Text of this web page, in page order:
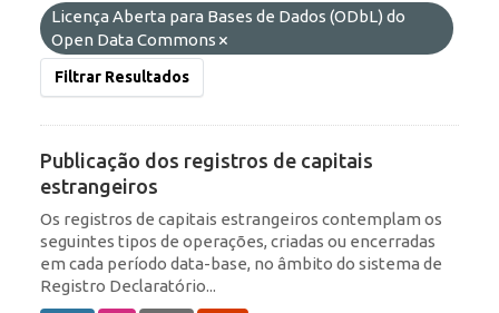
Licença Aberta para Bases de Dados (ODbL) do
Open Data Commons
Filtrar Resultados
Publicação dos registros de capitais
estrangeiros
Os registros de capitais estrangeiros contemplam os
seguintes tipos de operações, criadas ou encerradas
em cada período data-base, no âmbito do sistema de
Registro Declaratório...